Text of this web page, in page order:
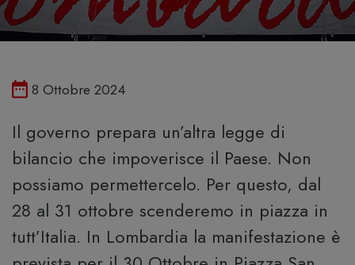
Pubblicato il
8 Ottobre 2024
Il governo prepara un’altra legge di
bilancio che impoverisce il Paese. Non
possiamo permettercelo. Per questo, dal
28 al 31 ottobre scenderemo in piazza in
tutt’Italia. In Lombardia la manifestazione è